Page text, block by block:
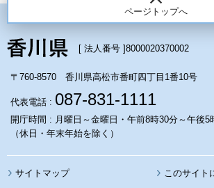
ページトップへ
[ 法人番号 ]8000020370002
〒760-8570 香川県高松市番町四丁目1番10号
代表電話 : 087-831-1111
開庁時間 : 月曜日～金曜日・午前8時30分～午後5
（休日・年末年始を除く）
サイトマップ このサイト